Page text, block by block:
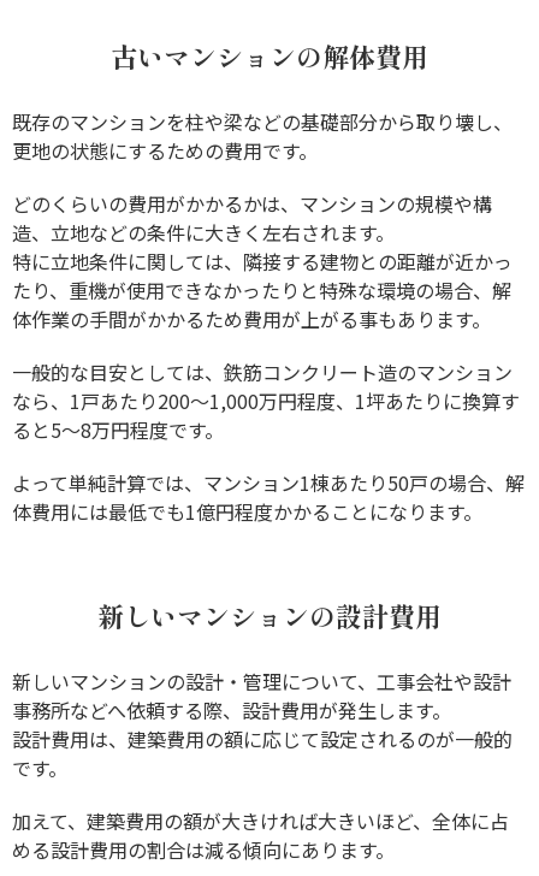
古いマンションの解体費用
既存のマンションを柱や梁などの基礎部分から取り壊し、
更地の状態にするための費用です。
どのくらいの費用がかかるかは、マンションの規模や構
造、立地などの条件に大きく左右されます。
特に立地条件に関しては、隣接する建物との距離が近かっ
たり、重機が使用できなかったりと特殊な環境の場合、解
体作業の手間がかかるため費用が上がる事もあります。
一般的な目安としては、鉄筋コンクリート造のマンション
なら、1戸あたり200～1,000万円程度、1坪あたりに換算す
ると5～8万円程度です。
よって単純計算では、マンション1棟あたり50戸の場合、解
体費用には最低でも1億円程度かかることになります。
新しいマンションの設計費用
新しいマンションの設計・管理について、工事会社や設計
事務所などへ依頼する際、設計費用が発生します。
設計費用は、建築費用の額に応じて設定されるのが一般的
です。
加えて、建築費用の額が大きければ大きいほど、全体に占
める設計費用の割合は減る傾向にあります。